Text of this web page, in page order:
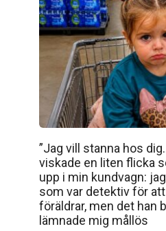
”Jag vill stanna hos
viskade en liten flicka
upp i min kundvagn:
som var detektiv för
föräldrar, men det han
lämnade mig mållös